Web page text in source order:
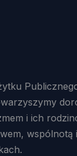
i ich
wspólnotą